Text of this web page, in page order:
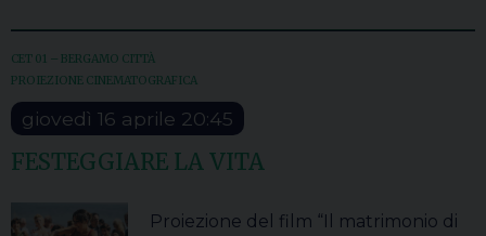
CET 01 – BERGAMO CITTÀ
PROIEZIONE CINEMATOGRAFICA
giovedì 16 aprile 20:45
FESTEGGIARE LA VITA
Proiezione del film “Il matrimonio di